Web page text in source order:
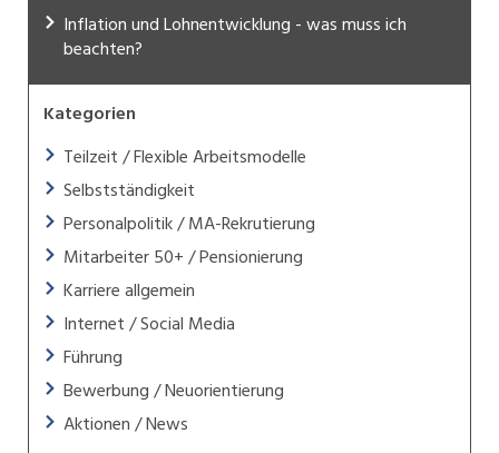
Inflation und Lohnentwicklung - was muss ich
beachten?
Kategorien
Teilzeit / Flexible Arbeitsmodelle
Selbstständigkeit
Personalpolitik / MA-Rekrutierung
Mitarbeiter 50+ / Pensionierung
Karriere allgemein
Internet / Social Media
Führung
Bewerbung / Neuorientierung
Aktionen / News